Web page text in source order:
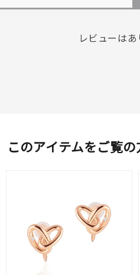
レビューはあ
このアイテムをご覧